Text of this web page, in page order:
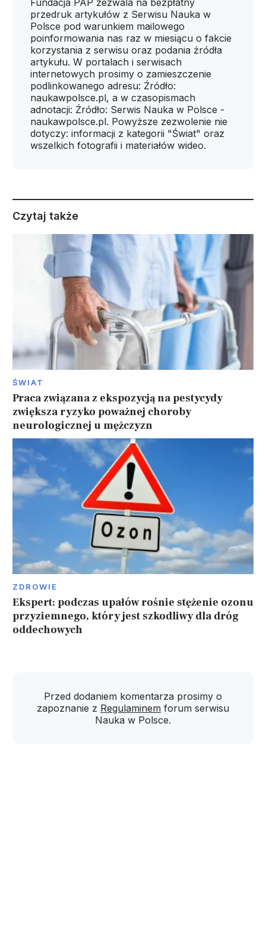
Fundacja PAP zezwala na bezpłatny
przedruk artykułów z Serwisu Nauka w
Polsce pod warunkiem mailowego
poinformowania nas raz w miesiącu o fakcie
korzystania z serwisu oraz podania źródła
artykułu. W portalach i serwisach
internetowych prosimy o zamieszczenie
podlinkowanego adresu: Źródło:
naukawpolsce.pl, a w czasopismach
adnotacji: Źródło: Serwis Nauka w Polsce -
naukawpolsce.pl. Powyższe zezwolenie nie
dotyczy: informacji z kategorii "Świat" oraz
wszelkich fotografii i materiałów wideo.
Czytaj także
ŚWIAT
Praca związana z ekspozycją na pestycydy
zwiększa ryzyko poważnej choroby
neurologicznej u mężczyzn
ZDROWIE
Ekspert: podczas upałów rośnie stężenie ozonu
przyziemnego, który jest szkodliwy dla dróg
oddechowych
Przed dodaniem komentarza prosimy o
zapoznanie z Regulaminem forum serwisu
Nauka w Polsce.